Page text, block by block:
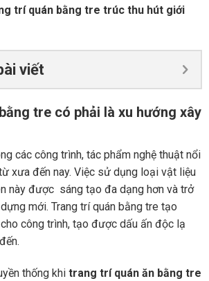
trí quán bằng tre trúc thu hút giới
viết
tre có phải là xu hướng xây
các công trình, tác phẩm nghệ thuật nổi
xưa đến nay. Việc sử dụng loại vật liệu
này được sáng tạo đa dạng hơn và trở
mới. Trang trí quán bằng tre tạo
công trình, tạo được dấu ấn độc lạ
thống khi trang trí quán ăn bằng tre